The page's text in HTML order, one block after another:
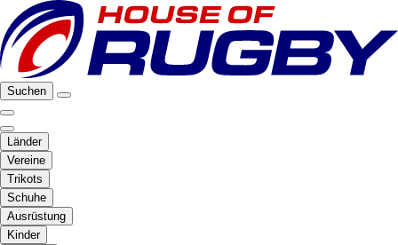
Suchen
Länder
Vereine
Trikots
Schuhe
Ausrüstung
Kinder